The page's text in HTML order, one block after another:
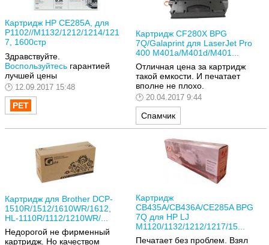
Картридж HP CE285A, для
P1102//M1132/1212/1214/121
7, 1600стр
Здравствуйте.
Воспользуйтесь гарантией
лучшей цены
12.09.2017 15:48
Картридж CF280X BPG
7Q/Galaprint для LaserJet Pro
400 M401a/M401d/M401...
Отличная цена за картридж
такой емкости. И печатает
вполне не плохо.
20.04.2017 9:44
Спамчик
Картридж для Brother DCP-
1510R/1512/1610WR/1612,
HL-1110R/1112/1210WR/...
Недорогой не фирменный
картридж. Но качеством
Картридж
CB435A/CB436A/CE285A BPG
7Q для HP LJ
M1120/1132/1212/1217/15...
Печатает без проблем. Взял